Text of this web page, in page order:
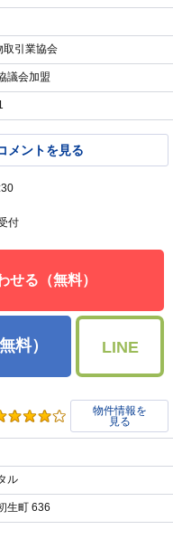
取引業協会
議会加盟
メントを見る
付
せる（無料）
料） LINE
物件情報を
見る
ル
生町 636